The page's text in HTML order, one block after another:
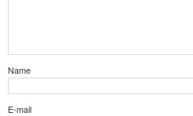
Name
E-mail